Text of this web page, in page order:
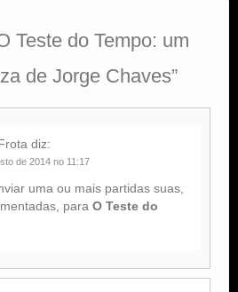
Teste do Tempo: um
de Jorge Chaves”
diz:
de 2014 no 11:17
uma ou mais partidas suas,
para O Teste do